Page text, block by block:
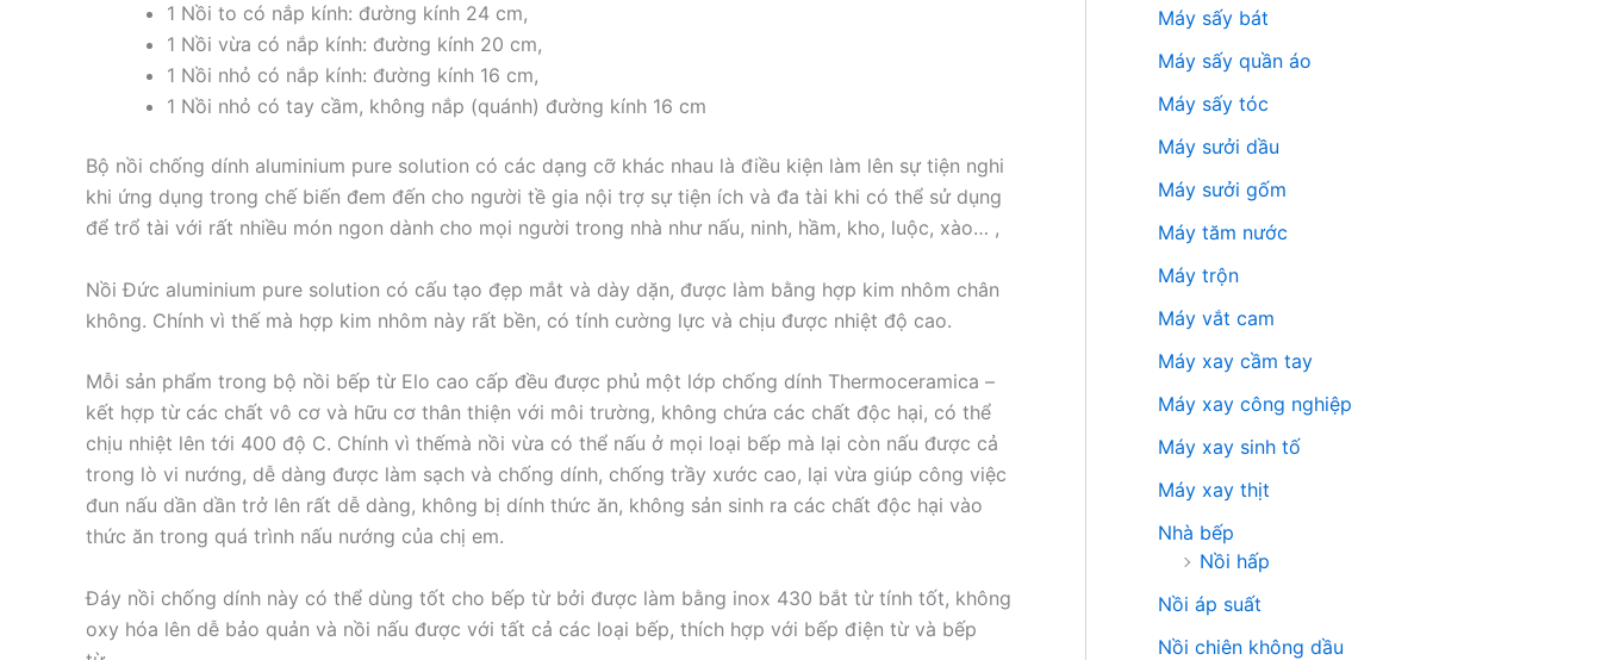
1 Nồi to có nắp kính: đường kính 24 cm,
1 Nồi vừa có nắp kính: đường kính 20 cm,
1 Nồi nhỏ có nắp kính: đường kính 16 cm,
1 Nồi nhỏ có tay cầm, không nắp (quánh) đường kính 16 cm
Bộ nồi chống dính aluminium pure solution có các dạng cỡ khác nhau là điều kiện làm lên sự tiện nghi
khi ứng dụng trong chế biến đem đến cho người tề gia nội trợ sự tiện ích và đa tài khi có thể sử dụng
để trổ tài với rất nhiều món ngon dành cho mọi người trong nhà như nấu, ninh, hầm, kho, luộc, xào… ,
Nồi Đức aluminium pure solution có cấu tạo đẹp mắt và dày dặn, được làm bằng hợp kim nhôm chân
không. Chính vì thế mà hợp kim nhôm này rất bền, có tính cường lực và chịu được nhiệt độ cao.
Mỗi sản phẩm trong bộ nồi bếp từ Elo cao cấp đều được phủ một lớp chống dính Thermoceramica –
kết hợp từ các chất vô cơ và hữu cơ thân thiện với môi trường, không chứa các chất độc hại, có thể
chịu nhiệt lên tới 400 độ C. Chính vì thếmà nồi vừa có thể nấu ở mọi loại bếp mà lại còn nấu được cả
trong lò vi nướng, dễ dàng được làm sạch và chống dính, chống trầy xước cao, lại vừa giúp công việc
đun nấu dần dần trở lên rất dễ dàng, không bị dính thức ăn, không sản sinh ra các chất độc hại vào
thức ăn trong quá trình nấu nướng của chị em.
Đáy nồi chống dính này có thể dùng tốt cho bếp từ bởi được làm bằng inox 430 bắt từ tính tốt, không
oxy hóa lên dễ bảo quản và nồi nấu được với tất cả các loại bếp, thích hợp với bếp điện từ và bếp
Máy sấy bát
Máy sấy quần áo
Máy sấy tóc
Máy sưởi dầu
Máy sưởi gốm
Máy tăm nước
Máy trộn
Máy vắt cam
Máy xay cầm tay
Máy xay công nghiệp
Máy xay sinh tố
Máy xay thịt
Nhà bếp
Nồi hấp
Nồi áp suất
Nồi chiên không dầu